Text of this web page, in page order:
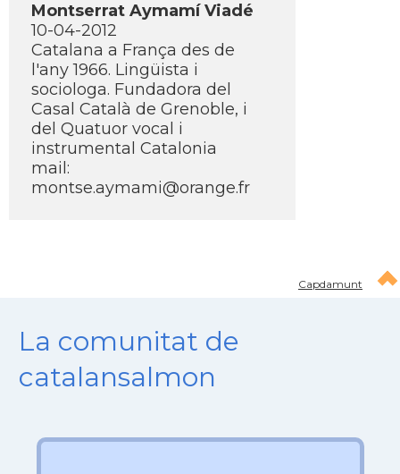
Montserrat Aymamí­ Viadé
10-04-2012
Catalana a França des de
l'any 1966. Lingüista i
sociologa. Fundadora del
Casal Català de Grenoble, i
del Quatuor vocal i
instrumental Catalonia
mail:
montse.aymami@orange.fr
Capdamunt
La comunitat de
catalansalmon